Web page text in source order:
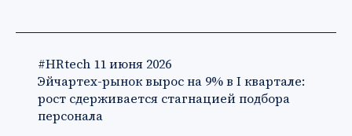
#HRtech 11 июня 2026
Эйчартех-рынок вырос на 9% в I квартале:
рост сдерживается стагнацией подбора
персонала